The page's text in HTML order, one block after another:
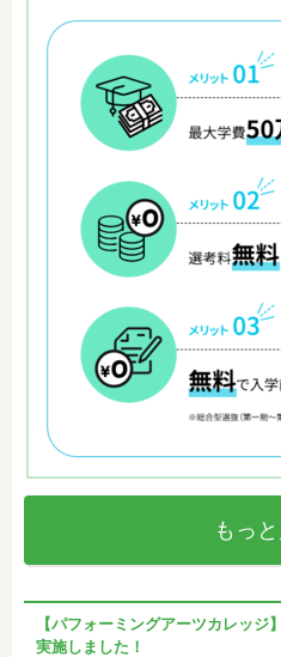
もっ
【パフォーミングアーツカレッ
実施しました！